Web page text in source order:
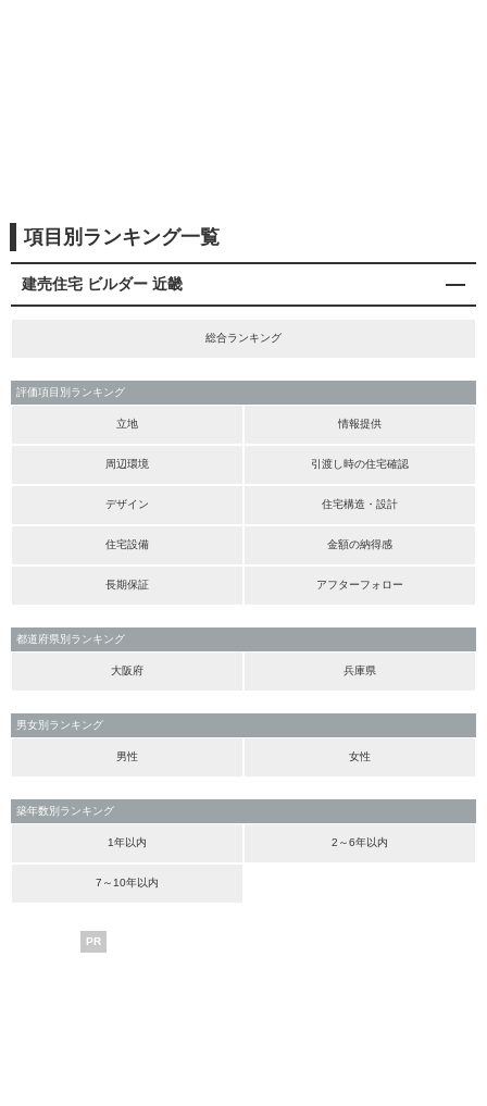
項目別ランキング一覧
建売住宅 ビルダー 近畿
総合ランキング
評価項目別ランキング
立地 情報提供
周辺環境 引渡し時の住宅確認
デザイン 住宅構造・設計
住宅設備 金額の納得感
長期保証 アフターフォロー
都道府県別ランキング
大阪府 兵庫県
男女別ランキング
男性 女性
築年数別ランキング
1年以内 2～6年以内
7～10年以内
PR